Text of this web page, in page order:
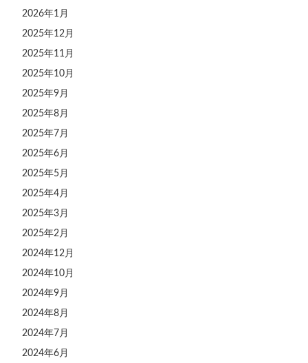
2026年1月
2025年12月
2025年11月
2025年10月
2025年9月
2025年8月
2025年7月
2025年6月
2025年5月
2025年4月
2025年3月
2025年2月
2024年12月
2024年10月
2024年9月
2024年8月
2024年7月
2024年6月